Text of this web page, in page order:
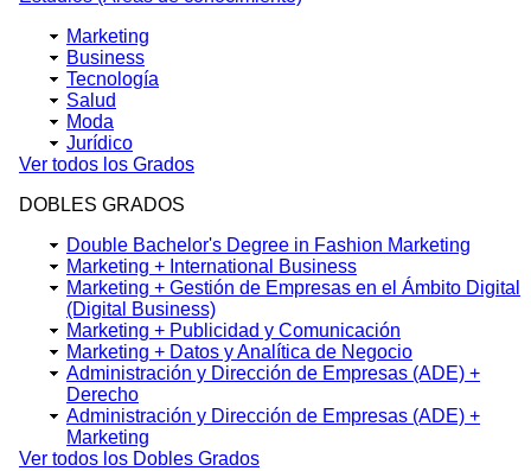
Marketing
Business
Tecnología
Salud
Moda
Jurídico
Ver todos los Grados
DOBLES GRADOS
Double Bachelor's Degree in Fashion Marketing
Marketing + International Business
Marketing + Gestión de Empresas en el Ámbito Digital
(Digital Business)
Marketing + Publicidad y Comunicación
Marketing + Datos y Analítica de Negocio
Administración y Dirección de Empresas (ADE) +
Derecho
Administración y Dirección de Empresas (ADE) +
Marketing
Ver todos los Dobles Grados